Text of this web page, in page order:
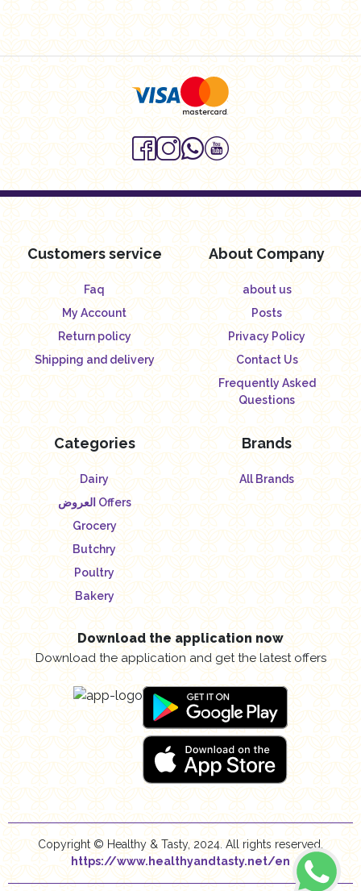
Customers service
Faq
My Account
Return policy
Shipping and delivery
About Company
about us
Posts
Privacy Policy
Contact Us
Frequently Asked
Questions
Categories
Dairy
العروض Offers
Grocery
Butchry
Poultry
Bakery
Brands
All Brands
Download the application now
Download the application and get the latest offers
Copyright © Healthy & Tasty, 2024. All rights reserved.
https://www.healthyandtasty.net/en